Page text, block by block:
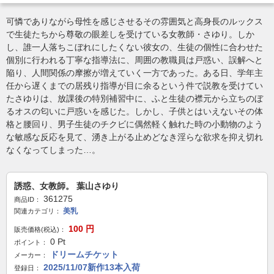
可憐でありながら母性を感じさせるその雰囲気と高身長のルックス
で生徒たちから尊敬の眼差しを受けている女教師・さゆり。しか
し、誰一人落ちこぼれにしたくない彼女の、生徒の個性に合わせた
個別に行われる丁寧な指導法に、周囲の教職員は戸惑い、誤解へと
陥り、人間関係の摩擦が増えていく一方であった。ある日、学年主
任から遅くまでの居残り指導が目に余るという件で説教を受けてい
たさゆりは、放課後の特別補習中に、ふと生徒の襟元から立ちのぼ
るオスの匂いに戸惑いを感じた。しかし、子供とはいえないその体
格と腰回り、男子生徒のチクビに偶然軽く触れた時の小動物のよう
な敏感な反応を見て、湧き上がる止めどなき淫らな欲求を抑え切れ
なくなってしまった…。
誘惑、女教師。 葉山さゆり
商品ID： 361275
関連カテゴリ： 美乳
販売価格(税込)： 100 円
ポイント： 0 Pt
メーカー： ドリームチケット
登録日： 2025/11/07新作13本入荷